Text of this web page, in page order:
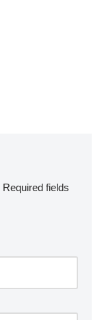
Required fields